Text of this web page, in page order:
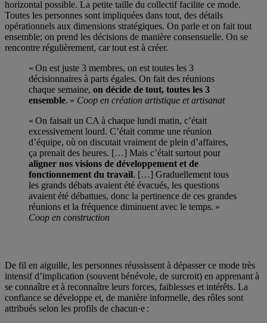
horizontal possible. La petite taille du collectif facilite ce mode.
Toutes les personnes sont impliquées dans tout, des détails
opérationnels aux dimensions stratégiques. On parle et on fait tout
ensemble; on prend les décisions de manière consensuelle. On se
rencontre régulièrement, car tout est à créer.
« On est juste 3 membres, on est toutes les 3
décisionnaires à parts égales. On fait des réunions
chaque semaine, on décide de tout, toutes les 3
ensemble. » Coop en création artistique et artisanat
« On faisait un CA à chaque lundi matin, c’était
excessivement lourd. C’était comme une réunion
d’équipe, où on discutait vraiment de plein d’affaires,
ça prenait des heures. […] Mais c’était surtout pour
aligner nos visions de développement et de
fonctionnement du travail. […] Graduellement tous
les grands débats avaient été évacués, les questions
avaient été débattues, donc la pertinence de ces grandes
réunions et la fréquence diminuent avec le temps. »
Coop en construction
De fil en aiguille, les personnes réussissent à dépasser ce mode très
intensif d’implication (souvent bénévole, de surcroit) en apprenant à
se connaître et à reconnaître leurs forces, faiblesses et intérêts. La
confiance se développe et, de manière informelle, des rôles sont
attribués selon les profils de chacun·e :